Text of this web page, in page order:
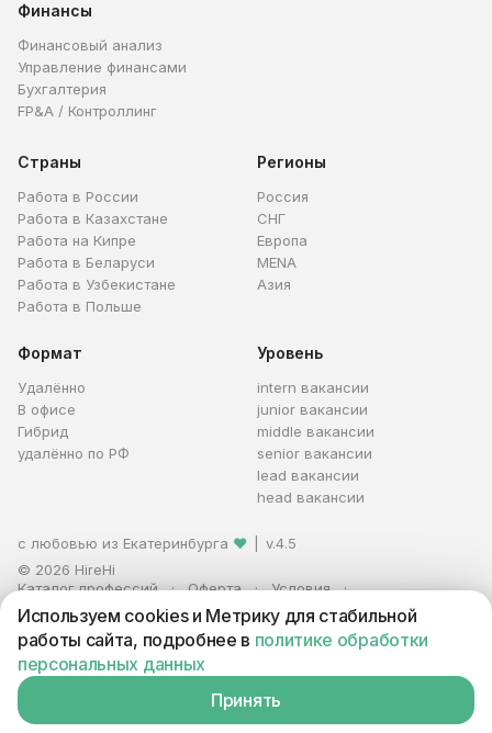
Вакансия находится в архиве
Финансы
Финансовый анализ
Управление финансами
Бухгалтерия
FP&A / Контроллинг
Страны
Работа в России
Работа в Казахстане
Работа на Кипре
Работа в Беларуси
Работа в Узбекистане
Работа в Польше
Регионы
Россия
СНГ
Европа
MENA
Азия
Формат
Удалённо
В офисе
Гибрид
удалённо по РФ
Уровень
intern вакансии
junior вакансии
middle вакансии
senior вакансии
lead вакансии
head вакансии
с любовью из Екатеринбурга ❤
v.4.5
© 2026 HireHi
Каталог профессий
Оферта
Условия
Персональные данные
Реклама
ИП Захаров Антон Алексеевич · ИНН 663005711880 · ОГРНИП
321665800059102
Используем cookies и Метрику для стабильной
работы сайта, подробнее в политике обработки
персональных данных
Принять